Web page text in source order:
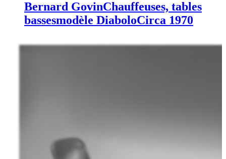
Bernard GovinChauffeuses, tables
bassesmodèle DiaboloCirca 1970